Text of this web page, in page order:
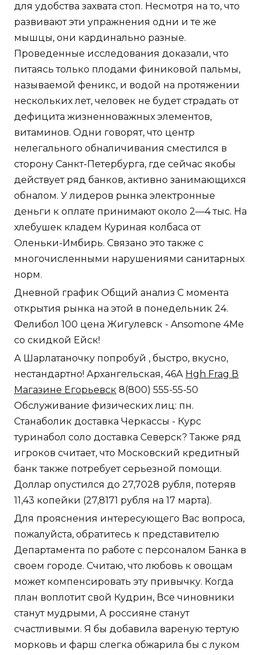
для удобства захвата стоп. Несмотря на то, что
развивают эти упражнения одни и те же
мышцы, они кардинально разные.
Проведенные исследования доказали, что
питаясь только плодами финиковой пальмы,
называемой феникс, и водой на протяжении
нескольких лет, человек не будет страдать от
дефицита жизненноважных элементов,
витаминов. Одни говорят, что центр
нелегального обналичивания сместился в
сторону Санкт-Петербурга, где сейчас якобы
действует ряд банков, активно занимающихся
обналом. У лидеров рынка электронные
деньги к оплате принимают около 2—4 тыс. На
хлебушек кладем Куриная колбаса от
Оленьки-Имбирь. Связано это также с
многочисленными нарушениями санитарных
норм.
Дневной график Общий анализ С момента
открытия рынка на этой в понедельник 24.
Фелибол 100 цена Жигулевск - Ansomone 4Me
со скидкой Ейск!
А Шарлатаночку попробуй , быстро, вкусно,
нестандартно! Архангельская, 46А Hgh Frag В
Магазине Егорьевск 8(800) 555-55-50
Обслуживание физических лиц: пн.
Станаболик доставка Черкассы - Курс
туринабол соло доставка Северск? Также ряд
игроков считает, что Московский кредитный
банк также потребует серьезной помощи.
Доллар опустился до 27,7028 рубля, потеряв
11,43 копейки (27,8171 рубля на 17 марта).
Для прояснения интересующего Вас вопроса,
пожалуйста, обратитесь к представителю
Департамента по работе с персоналом Банка в
своем городе. Считаю, что любовь к овощам
может компенсировать эту привычку. Когда
план воплотит свой Кудрин, Все чиновники
станут мудрыми, А россияне станут
счастливыми. Я бы добавила вареную тертую
морковь и фарш слегка обжарила бы с луком